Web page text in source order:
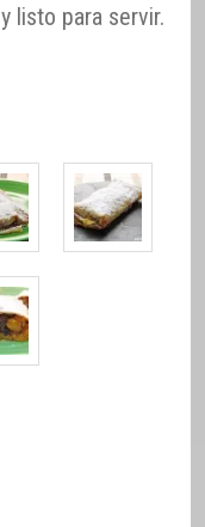
y listo para servir.